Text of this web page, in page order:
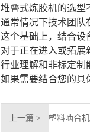
堆叠式炼胶机的选型
通常情况下技术团队
这个基础上，结合设
对于正在进入或拓展
行业理解和非标定制
如果需要结合您的具
上一篇 >